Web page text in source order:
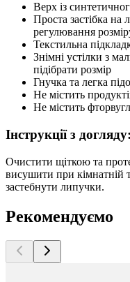
Верх із
Проста застібка
регулювання
Текстильна
Знімні устілки з
підібрати розмір
Гнучка та легка
Не містить
Не містить
Інструкції з догляду:
Очистити щіткою та
висушити при кімнатній
застебнути липучки.
Рекомендуємо